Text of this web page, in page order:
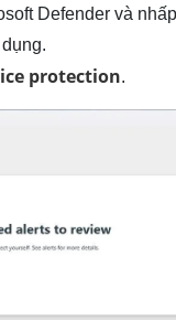
Defender và
protection.